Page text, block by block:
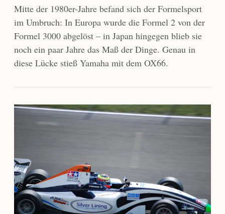
Mitte der 1980er-Jahre befand sich der Formelsport
im Umbruch: In Europa wurde die Formel 2 von der
Formel 3000 abgelöst – in Japan hingegen blieb sie
noch ein paar Jahre das Maß der Dinge. Genau in
diese Lücke stieß Yamaha mit dem OX66.